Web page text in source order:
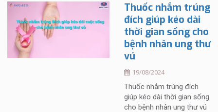
Thuốc nhắm trúng
đích giúp kéo dài
thời gian sống cho
bệnh nhân ung thư
vú
19/08/2024
Thuốc nhắm trúng đích
giúp kéo dài thời gian sống
cho bệnh nhân ung thư vú